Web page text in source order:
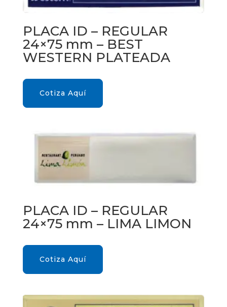
PLACA ID – REGULAR
24×75 mm – BEST
WESTERN PLATEADA
Cotiza Aquí
PLACA ID – REGULAR
24×75 mm – LIMA LIMON
Cotiza Aquí